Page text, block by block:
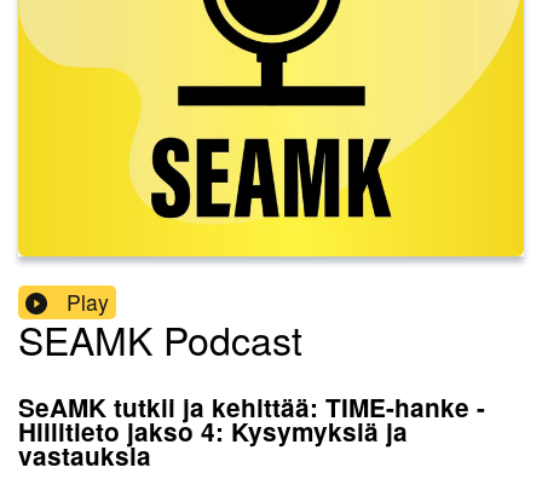
Play
SEAMK Podcast
SeAMK tutkii ja kehittää: TIME-hanke -
Hiilitieto jakso 4: Kysymyksiä ja
vastauksia